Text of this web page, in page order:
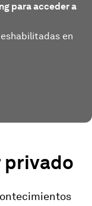
para acceder a
en
privado